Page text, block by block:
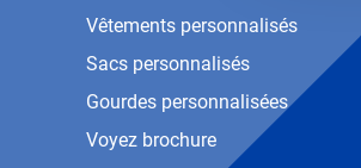
Vêtements personnalisés
Sacs personnalisés
Gourdes personnalisées
Voyez brochure